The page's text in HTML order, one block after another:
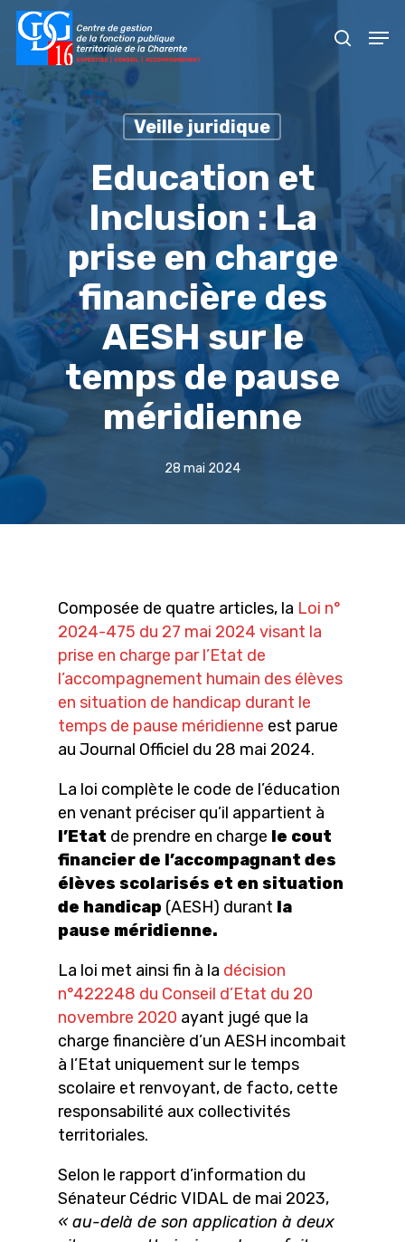
Skip
content
Veille juridique
Education et
Inclusion : La
prise en charge
financière des
AESH sur le
temps de pause
méridienne
28 mai 2024
Composée de quatre articles, la Loi n°
2024-475 du 27 mai 2024 visant la
prise en charge par l’Etat de
l’accompagnement humain des élèves
en situation de handicap durant le
temps de pause méridienne est parue
au Journal Officiel du 28 mai 2024.
La loi complète le code de l’éducation
en venant préciser qu’il appartient à
l’Etat de prendre en charge le cout
financierde l’accompagnant des
élèves scolarisés et en situation
de handicap (AESH) durant la
pause méridienne.
La loi met ainsi fin à la décision
n°422248 du Conseil d’Etat du 20
novembre 2020 ayant jugé que la
charge financière d’un AESH incombait
à l’Etat uniquement sur le temps
scolaire et renvoyant, de facto, cette
responsabilité aux collectivités
territoriales.
Selon le rapport d’information du
Sénateur Cédric VIDAL de mai 2023,
« au-delà de son application à deux